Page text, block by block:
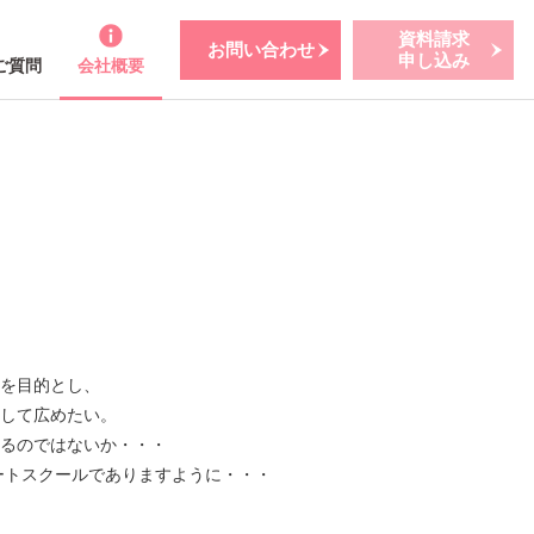
質問 会社概要
お問い合わせ
資料請求
申し込み
目的とし、
て広めたい。
のではないか・・・
スクールでありますように・・・